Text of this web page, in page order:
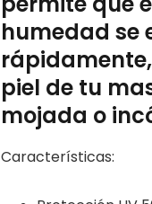
humedad se
piel de tu
mojada o
Características: